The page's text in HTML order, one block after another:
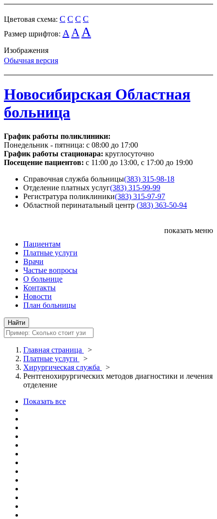
Цветовая схема: C C C C
Размер шрифтов: A A A
Изображения
Обычная версия
Новосибирская Областная
больница
График работы поликлиники:
Понедельник - пятница: с 08:00 до 17:00
График работы стационара: круглосуточно
Посещение пациентов: с 11:00 до 13:00, с 17:00 до 19:00
Справочная служба больницы(383) 315-98-18
Отделение платных услуг(383) 315-99-99
Регистратура поликлиники(383) 315-97-97
Областной перинатальный центр (383) 363-50-94
показать меню
Пациентам
Платные услуги
Врачи
Частые вопросы
О больнице
Контакты
Новости
План больницы
Главная страница
>
Платные услуги
>
Хирургическая служба
>
Рентгенохирургических методов диагностики и лечения
отделение
Показать все